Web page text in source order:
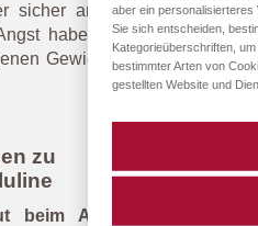
sicher angebracht werden
haben muss, dass der
Gewicht versagt.“
Quelle:
zu
beim Aluminiumrahmen
aber ein
Sie sich entscheiden,
Kategorieüberschriften,
bestimmter Arten von
gestellten Website und